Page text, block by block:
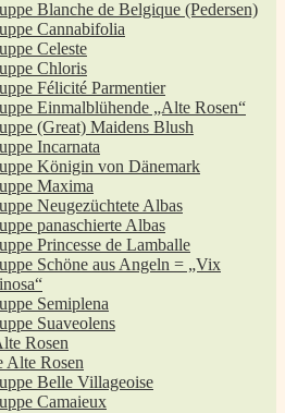
Blanche de Belgique (Pedersen)
Cannabifolia
Celeste
Chloris
Félicité Parmentier
Einmalblühende „Alte Rosen“
(Great) Maidens Blush
Incarnata
Königin von Dänemark
Maxima
Neugezüchtete Albas
panaschierte Albas
Princesse de Lamballe
Schöne aus Angeln = „Vix
Semiplena
Suaveolens
Rosen
Alte Rosen
Belle Villageoise
Camaieux